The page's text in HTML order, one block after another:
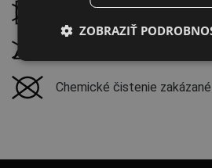
Nesušiť v bubnovej sušičke
Chemické čistenie zakázané
ZOBRAZIŤ